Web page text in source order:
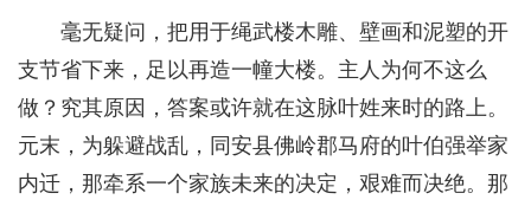
毫无疑问，把用于绳武楼木雕、壁画和泥塑的开
支节省下来，足以再造一幢大楼。主人为何不这么
做？究其原因，答案或许就在这脉叶姓来时的路上。
元末，为躲避战乱，同安县佛岭郡马府的叶伯强举家
内迁，那牵系一个家族未来的决定，艰难而决绝。那